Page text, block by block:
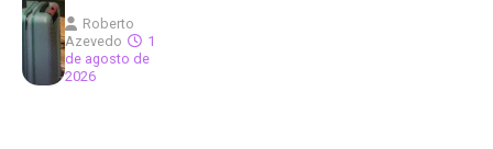
Roberto
Azevedo
1
de agosto de
2026